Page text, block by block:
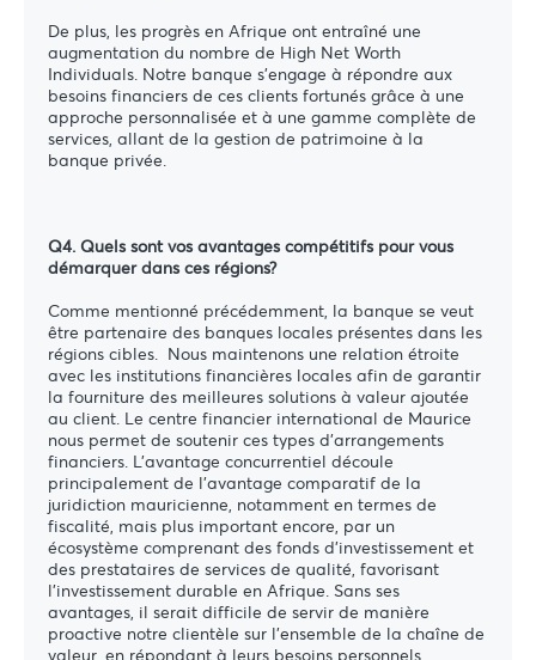
De plus, les progrès en Afrique ont entraîné une
augmentation du nombre de High Net Worth
Individuals. Notre banque s'engage à répondre aux
besoins financiers de ces clients fortunés grâce à une
approche personnalisée et à une gamme complète de
services, allant de la gestion de patrimoine à la
banque privée.
Q4. Quels sont vos avantages compétitifs pour vous
démarquer dans ces régions?
Comme mentionné précédemment, la banque se veut
être partenaire des banques locales présentes dans les
régions cibles. Nous maintenons une relation étroite
avec les institutions financières locales afin de garantir
la fourniture des meilleures solutions à valeur ajoutée
au client. Le centre financier international de Maurice
nous permet de soutenir ces types d’arrangements
financiers. L'avantage concurrentiel découle
principalement de l'avantage comparatif de la
juridiction mauricienne, notamment en termes de
fiscalité, mais plus important encore, par un
écosystème comprenant des fonds d'investissement et
des prestataires de services de qualité, favorisant
l'investissement durable en Afrique. Sans ses
avantages, il serait difficile de servir de manière
proactive notre clientèle sur l'ensemble de la chaîne de
valeur, en répondant à leurs besoins personnels,